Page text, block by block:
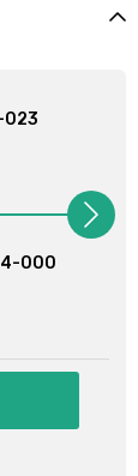
030362170-